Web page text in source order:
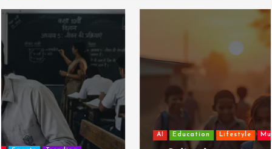
AI Education Lifestyle Mutual fund society Travel